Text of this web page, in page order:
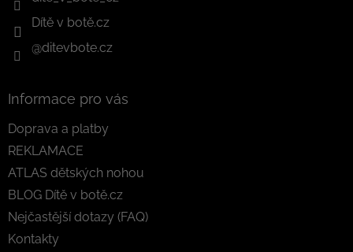
Dítě v botě.cz
@ditevbote.cz
Informace pro vás
Doprava a platby
REKLAMACE
ATLAS dětských nohou
BLOG Dítě v botě.cz
Nejčastější dotazy (FAQ)
Kontakty